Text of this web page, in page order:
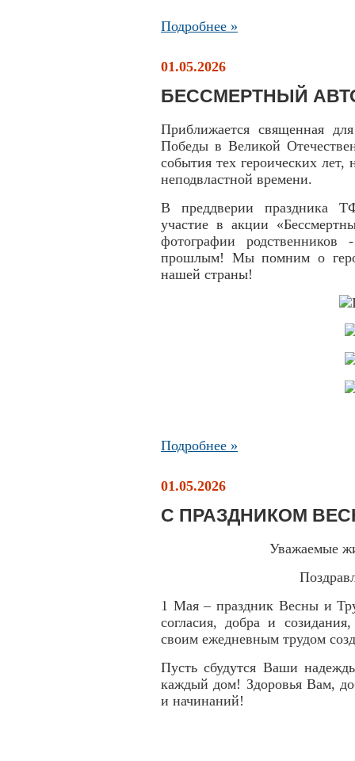
Подробнее »
01.05.2026
БЕССМЕРТНЫЙ
Приближается священная
Победы в Великой
события тех героических лет,
неподвластной времени.
В преддверии праздника
участие в акции
фотографии
прошлым! Мы помним о
нашей страны!
Подробнее »
01.05.2026
С ПРАЗДНИКОМ
Уважаемые
1 Мая – праздник Весны и
согласия, добра и
своим ежедневным трудом
Пусть сбудутся Ваши
каждый дом! Здоровья Вам,
и начинаний!